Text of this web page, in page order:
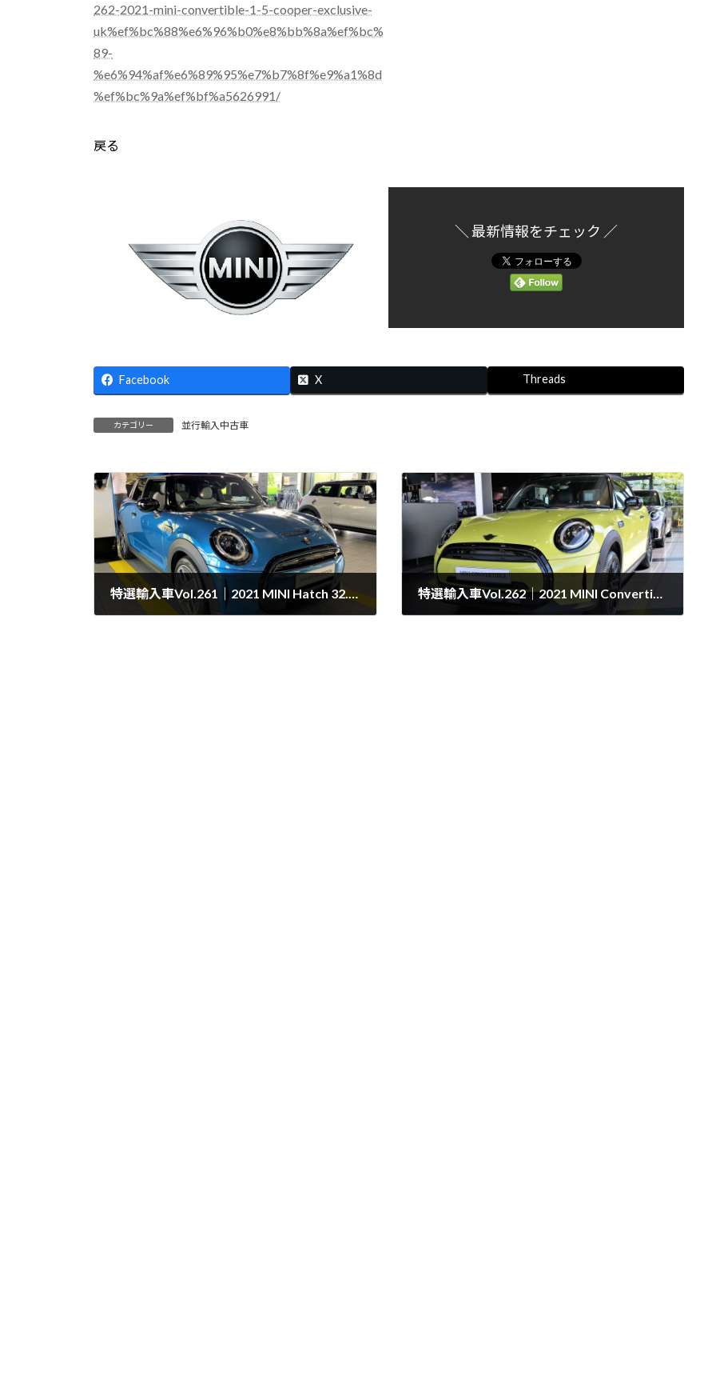
262-2021-mini-convertible-1-5-cooper-exclusive-
uk%ef%bc%88%e6%96%b0%e8%bb%8a%ef%bc%
89-
%e6%94%af%e6%89%95%e7%b7%8f%e9%a1%8d
%ef%bc%9a%ef%bf%a5626991/
戻る
＼ 最新情報をチェック ／
Facebook X Threads
カテゴリー 並行輸入中古車
特選輸入車Vol.261｜2021 MINI Hatch 32.6kWh Collection Edition uk（新車）| 支払総額：￥7,259,797 特選輸入車Vol.262｜2021 MINI Convertible 1.5 Cooper Exclusive uk（新車）| 支払総額：￥6,269,914